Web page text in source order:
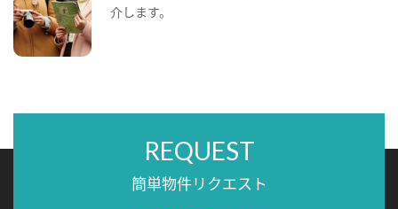
介します。
REQUEST
簡単物件リクエスト